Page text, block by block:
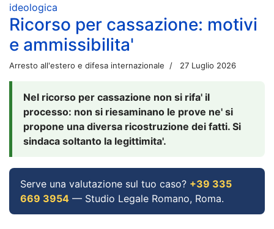
ideologica
Ricorso per cassazione: motivi
e ammissibilita'
Arresto all'estero e difesa internazionale 27 Luglio 2026
Nel ricorso per cassazione non si rifa' il
processo: non si riesaminano le prove ne' si
propone una diversa ricostruzione dei fatti. Si
sindaca soltanto la legittimita'.
Serve una valutazione sul tuo caso? +39 335
669 3954 — Studio Legale Romano, Roma.